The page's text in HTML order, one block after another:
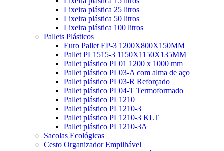
Lixeira plástica 25 litros
Lixeira plástica 50 litros
Lixeira plástica 100 litros
Pallets Plásticos
Euro Pallet EP-3 1200X800X150MM
Pallet PL1515-3 1150X1150X135MM
Pallet plástico PL01 1200 x 1000 mm
Pallet plástico PL03-A com alma de aço
Pallet plástico PL03-R Reforçado
Pallet plástico PL04-T Termoformado
Pallet plástico PL1210
Pallet plástico PL1210-3
Pallet plástico PL1210-3 KLT
Pallet plástico PL1210-3A
Sacolas Ecológicas
Cesto Organizador Empilhável